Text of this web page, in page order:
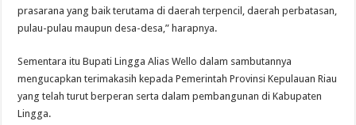
prasarana yang baik terutama di daerah terpencil, daerah perbatasan,
pulau-pulau maupun desa-desa,” harapnya.
Sementara itu Bupati Lingga Alias Wello dalam sambutannya
mengucapkan terimakasih kepada Pemerintah Provinsi Kepulauan Riau
yang telah turut berperan serta dalam pembangunan di Kabupaten
Lingga.